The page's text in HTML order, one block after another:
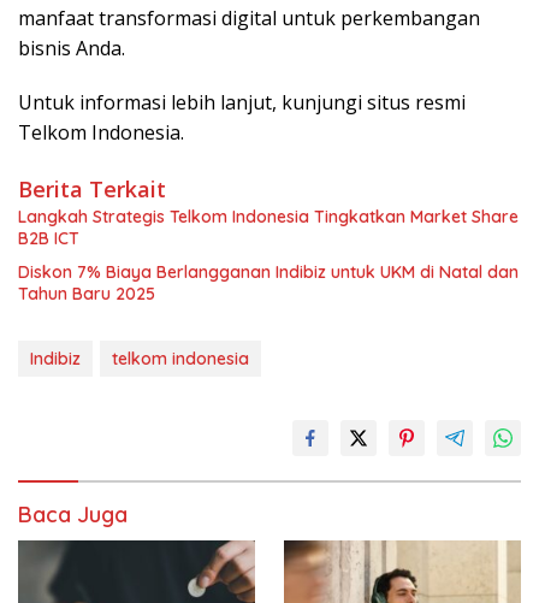
manfaat transformasi digital untuk perkembangan
bisnis Anda.
Untuk informasi lebih lanjut, kunjungi situs resmi
Telkom Indonesia.
Berita Terkait
Langkah Strategis Telkom Indonesia Tingkatkan Market Share
B2B ICT
Diskon 7% Biaya Berlangganan Indibiz untuk UKM di Natal dan
Tahun Baru 2025
Indibiz telkom indonesia
Baca Juga